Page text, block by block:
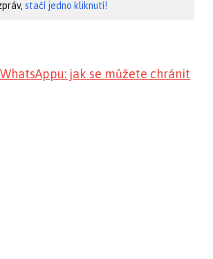
stačí jedno kliknutí!
jak se můžete chránit